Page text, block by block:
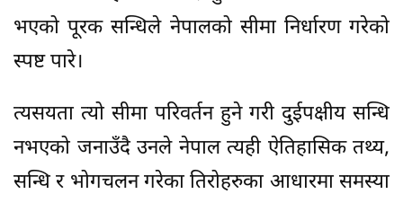
भएको पूरक सन्धिले नेपालको सीमा निर्धारण गरेको
स्पष्ट पारे।
त्यसयता त्यो सीमा परिवर्तन हुने गरी दुईपक्षीय सन्धि
नभएको जनाउँदै उनले नेपाल त्यही ऐतिहासिक तथ्य,
सन्धि र भोगचलन गरेका तिरोहरुका आधारमा समस्या